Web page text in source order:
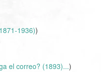
1936))
el correo? (1893)...)